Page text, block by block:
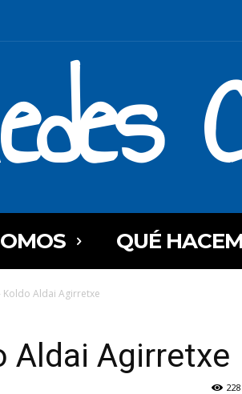
QUÉ
Koldo Aldai Agirretxe
Aldai Agirretxe
228